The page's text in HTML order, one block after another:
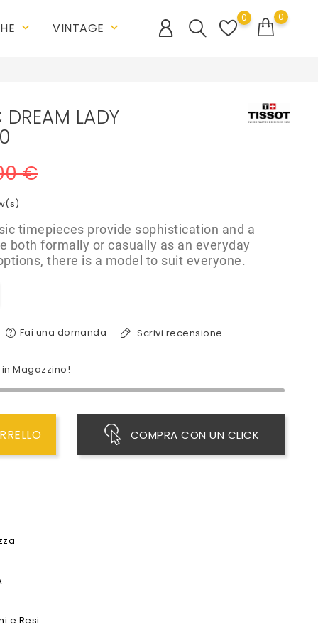
keyboard_arrow_down VINTAGE keyboard_arrow_down
0
0
DREAM LADY
€
timepieces provide sophistication and a
both formally or casually as an everyday
there is a model to suit everyone.
Fai una domanda Scrivi recensione
Magazzino!
COMPRA CON UN CLICK
e Resi